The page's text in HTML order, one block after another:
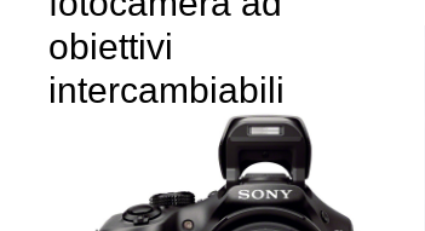
obiettivi
intercambiabili